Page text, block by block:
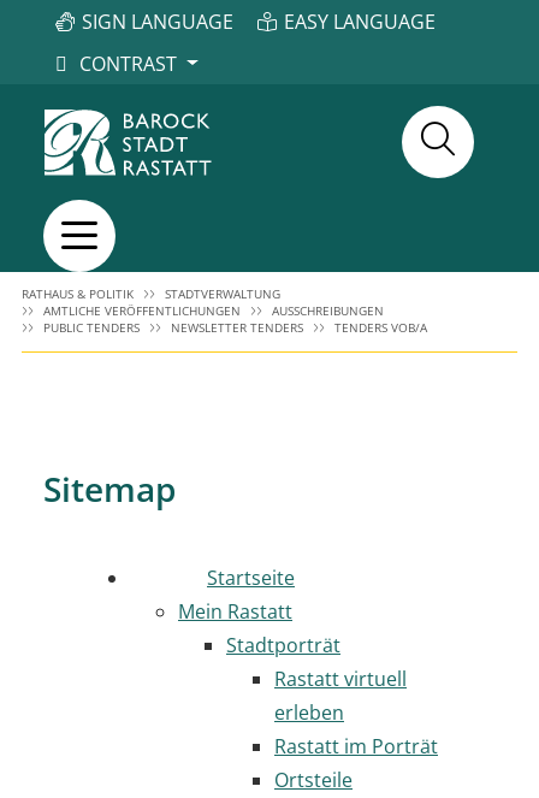
SIGN LANGUAGE
EASY LANGUAGE
CONTRAST
RATHAUS & POLITIK
STADTVERWALTUNG
AMTLICHE VERÖFFENTLICHUNGEN
AUSSCHREIBUNGEN
PUBLIC TENDERS
NEWSLETTER TENDERS TENDERS VOB/A
Sitemap
Startseite
Mein Rastatt
Stadtporträt
Rastatt virtuell
erleben
Rastatt im Porträt
Ortsteile